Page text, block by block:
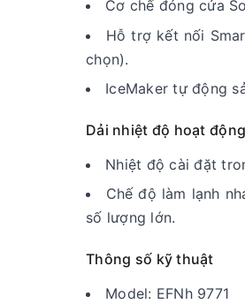
Cơ chế đóng cửa
Hỗ trợ kết nối
chọn).
IceMaker tự động
Dải nhiệt độ hoạt động
Nhiệt độ cài đặt
Chế độ làm lạnh
số lượng lớn.
Thông số kỹ thuật
Model: EFNh 9771